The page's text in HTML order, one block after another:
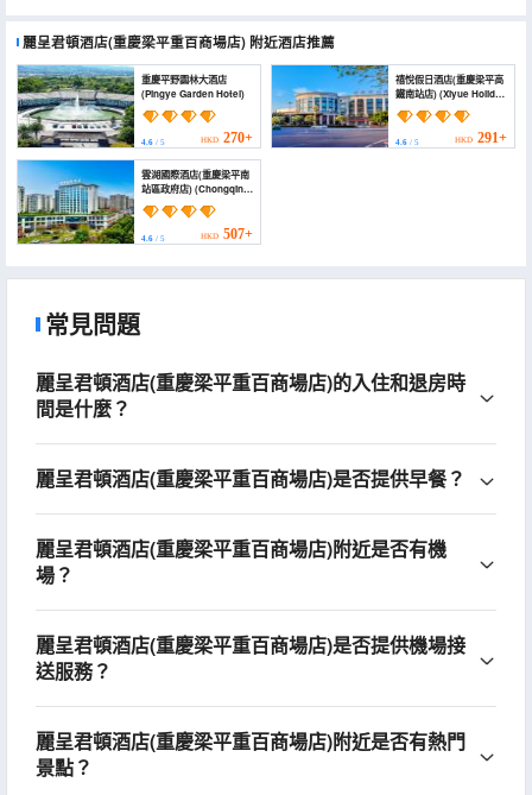
麗呈君頓酒店(重慶梁平重百商場店) 附近酒店推薦
重慶平野園林大酒店
(Pingye Garden Hotel)
4.6 / 5 HKD 270+
禧悅假日酒店(重慶梁平高
鐵南站店) (Xiyue Holiday
Hotel (Chongqing
Liangping New City
Branch))
4.6/ 5 HKD 291+
雲湖國際酒店(重慶梁平南
站區政府店) (Chongqing
Liangping South Station
District Government
4.6 / 5 HKD 507+
常見問題
麗呈君頓酒店(重慶梁平重百商場店)的入住和退房時
間是什麼？
麗呈君頓酒店(重慶梁平重百商場店)是否提供早餐？
麗呈君頓酒店(重慶梁平重百商場店)附近是否有機
場？
麗呈君頓酒店(重慶梁平重百商場店)是否提供機場接
送服務？
麗呈君頓酒店(重慶梁平重百商場店)附近是否有熱門
景點？